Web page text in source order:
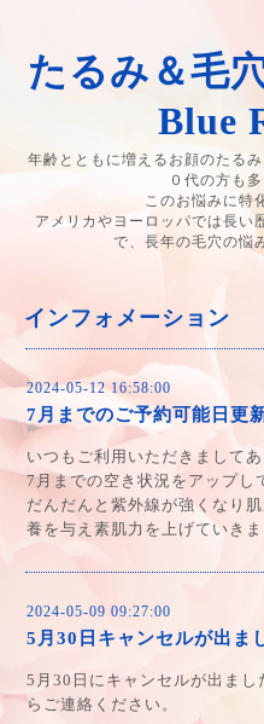
たるみ＆毛
Blue
年齢とともに増えるお顔のたる
０代の方も
このお悩みに特
アメリカやヨーロッパでは長い
で、長年の毛穴の悩
インフォメーション
2024-05-12 16:58:00
7月までのご予約可能日更
いつもご利用いただきまして
7月までの空き状況をアップし
だんだんと紫外線が強くなり
養を与え素肌力を上げていきま
2024-05-09 09:27:00
5月30日キャンセルが出ま
5月30日にキャンセルが出ま
らご連絡ください。